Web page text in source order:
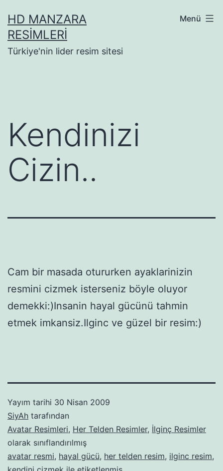
geçHD MANZARA
RESIMLERI
Türkiye'nin lider resim sitesi
Menü
Kendinizi
Cizin..
Cam bir masada otururken ayaklarinizin
resmini cizmek isterseniz böyle oluyor
demekki:)Insanin hayal gücünü tahmin
etmek imkansiz.Ilginc ve güzel bir resim:)
Yayım tarihi 30 Nisan 2009
SiyAh tarafından
Avatar Resimleri, Her Telden Resimler, İlginç Resimler
olarak sınıflandırılmış
avatar resmi, hayal gücü, her telden resim, ilginc resim,